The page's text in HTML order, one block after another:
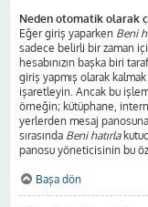
Neden otomatik olarak
Eğer giriş yaparken Beni
sadece belirli bir zaman
hesabınızın başka biri
giriş yapmış olarak
işaretleyin. Ancak bu
örneğin; kütüphane,
yerlerden mesaj
sırasında Beni hatırla
panosu yöneticisinin bu
Başa dön